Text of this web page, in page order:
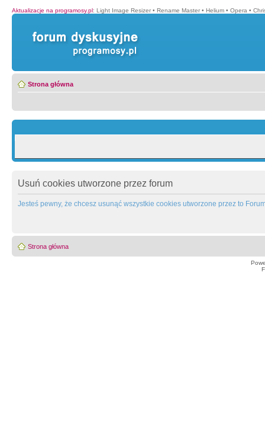
Aktualizacje na programosy.pl: Light Image Resizer • Rename Master • Helium • Opera •
Strona główna
Usuń cookies utworzone przez forum
Jesteś pewny, że chcesz usunąć wszystkie cookies utworzone przez to
Strona główna